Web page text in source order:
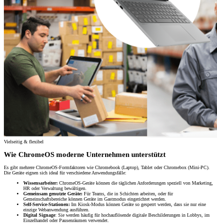
Vielseitig & flexibel
Wie ChromeOS moderne Unternehmen unterstützt
Es gibt mehrere ChromeOS-Formfaktoren wie Chromebook (Laptop), Tablet oder Chromebox (Mini-PC).
Die Geräte eignen sich ideal für verschiedene Anwendungsfälle:
Wissensarbeiter: ChromeOS-Geräte können die täglichen Anforderungen speziell von Marketing,
HR oder Verwaltung bewältigen.
Gemeinsam genutzte Geräte: Für Teams, die in Schichten arbeiten, oder für
Gemeinschaftsbereiche können Geräte im Gastmodus eingerichtet werden.
Self-Service-Stationen: Im Kiosk-Modus können Geräte so gesperrt werden, dass sie nur eine
einzige Webanwendung ausführen.
Digital Signage: Sie werden häufig für hochauflösende digitale Beschilderungen in Lobbys, im
Einzelhandel oder Pausenräumen verwendet.